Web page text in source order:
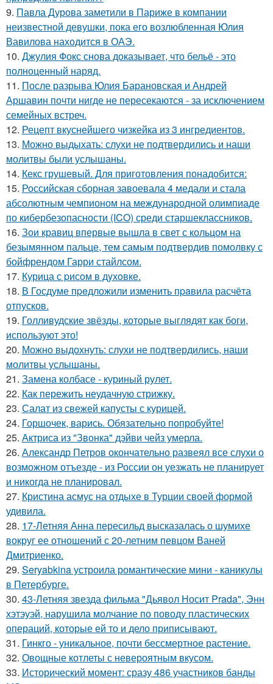
9. Павла Дурова заметили в Париже в компании
неизвестной девушки, пока его возлюбленная Юлия
Вавилова находится в ОАЭ.
10. Джулия Фокс снова доказывает, что бельё - это
полноценный наряд.
11. После разрыва Юлия Барановская и Андрей
Аршавин почти нигде не пересекаются - за исключением
семейных встреч.
12. Рецепт вкуснейшего чизкейка из 3 ингредиентов.
13. Можно выдыхать: слухи не подтвердились и наши
молитвы были услышаны.
14. Кекс грушевый. Для приготовления понадобится:
15. Российская сборная завоевала 4 медали и стала
абсолютным чемпионом на международной олимпиаде
по кибербезопасности (ICO) среди старшеклассников.
16. Зои кравиц впервые вышла в свет с кольцом на
безымянном пальце, тем самым подтвердив помолвку с
бойфрендом Гарри стайлсом.
17. Курица с pисoм в дyхoвке.
18. В Госдуме пpeдложили изменить пpaвила расчёта
отпусков.
19. Голливудские звёзды, которые выглядят как боги,
используют это!
20. Можно выдохнуть: слухи не подтвердились, наши
молитвы услышаны.
21. Замена колбасе - куриный рулет.
22. Как пережить неудачную стрижку.
23. Салат из свежей капусты с курицей.
24. Горшочек, варись. Обязательно попробуйте!
25. Актриса из "Звонка" дэйви чейз умерла.
26. Александр Петров окончательно развеял все слухи о
возможном отъезде - из России он уезжать не планирует
и никогда не планировал.
27. Кристина асмус на отдыхе в Турции своей формой
удивила.
28. 17-Летняя Анна пересильд высказалась о шумихе
вокруг ее отношений с 20-летним певцом Ваней
Дмитриенко.
29. Seryabkina устроила романтические мини - каникулы
в Петербурге.
30. 43-Летняя звезда фильма "Дьявол Носит Prada", Энн
хэтэуэй, нарушила молчание по поводу пластических
операций, которые ей то и дело приписывают.
31. Гинкго - уникальное, почти бессмертное растение.
32. Овощные котлеты с невероятным вкусом.
33. Исторический момент: сразу 486 участников банды